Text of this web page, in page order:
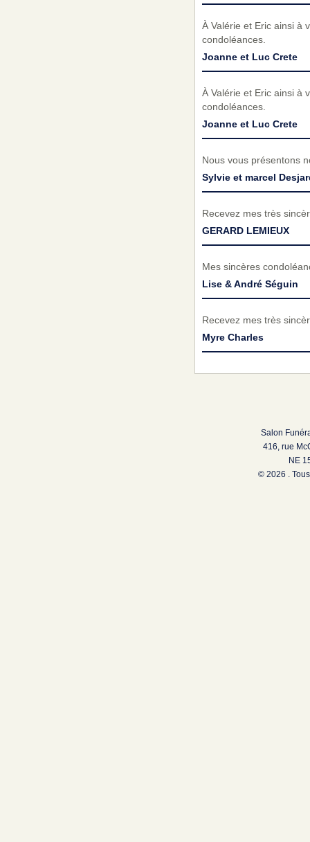
À Valérie et Eric ainsi à
condoléances.
Joanne et Luc Crete
À Valérie et Eric ainsi à
condoléances.
Joanne et Luc Crete
Nous vous présentons
Sylvie et marcel
Recevez mes très
GERARD LEMIEUX
Mes sincères
Lise & André Séguin
Recevez mes très
Myre Charles
Salon
416, rue
NE
© 2026 .